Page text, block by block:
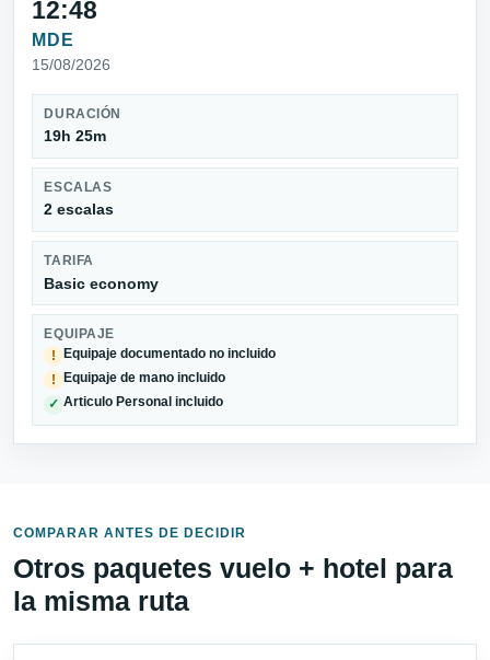
12:48
MDE
15/08/2026
DURACIÓN
19h 25m
ESCALAS
2 escalas
TARIFA
Basic economy
EQUIPAJE
!
Equipaje documentado no incluido
! Equipaje de mano incluido
✓ Articulo Personal incluido
COMPARAR ANTES DE DECIDIR
Otros paquetes vuelo + hotel para
la misma ruta